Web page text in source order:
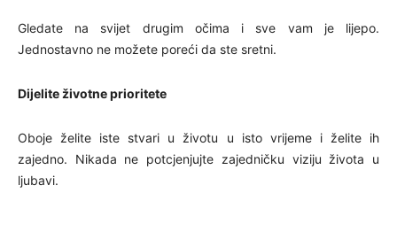
Gledate na svijet drugim očima i sve vam je lijepo.
Jednostavno ne možete poreći da ste sretni.
Dijelite životne prioritete
Oboje želite iste stvari u životu u isto vrijeme i želite ih
zajedno. Nikada ne potcjenjujte zajedničku viziju života u
ljubavi.